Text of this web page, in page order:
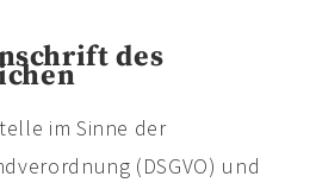
des
im Sinne der
(DSGVO) und